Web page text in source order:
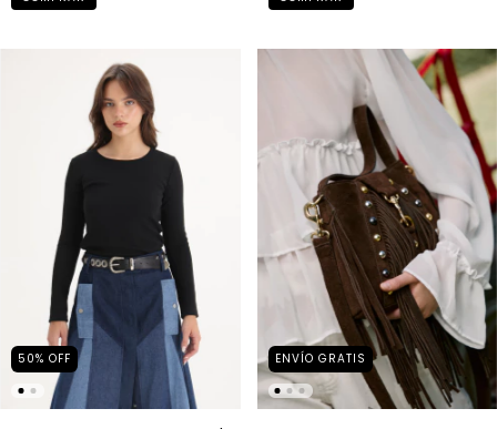
50% OFF ENVÍO GRATIS